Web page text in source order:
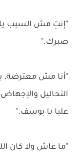
"إنتِ مش السبب يا
صبرك."
"أنا مش معترضة،
التحاليل
عليا يا يوسف."
"ما عاش ولا كان